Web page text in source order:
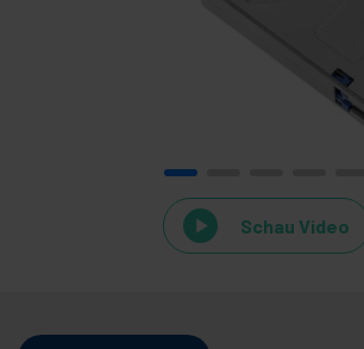
Schau Video